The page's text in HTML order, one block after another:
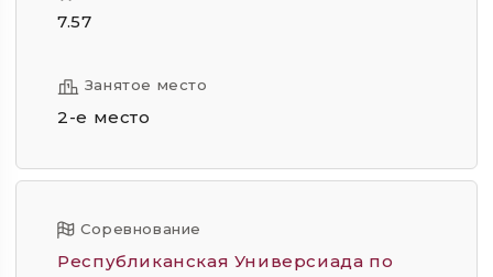
7.57
Занятое место
2-е место
Соревнование
Республиканская Универсиада по